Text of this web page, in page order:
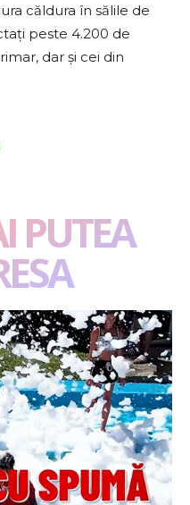
căldura în sălile de
peste 4.200 de
dar şi cei din
PUTEA